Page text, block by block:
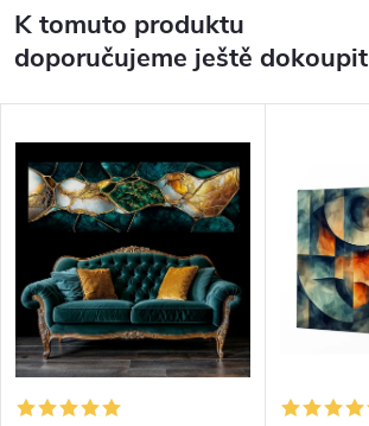
K tomuto produktu
doporučujeme ještě dokoupit